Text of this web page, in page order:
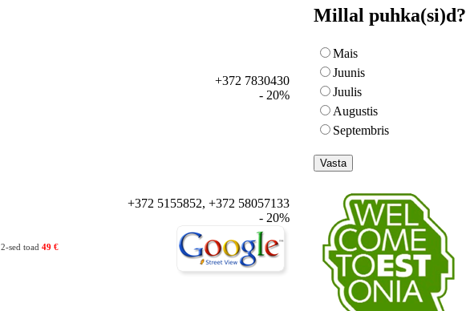
+372 7830430
- 20%
2-sed toad 49 €
+372 5155852, +372 58057133
- 20%
Millal puhka(si)d?
Mais
Juunis
Juulis
Augustis
Septembris